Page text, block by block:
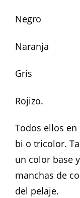
Negro
Naranja
Gris
Rojizo.
Todos ellos
bi o tricolor.
un color base
manchas de
del pelaje.